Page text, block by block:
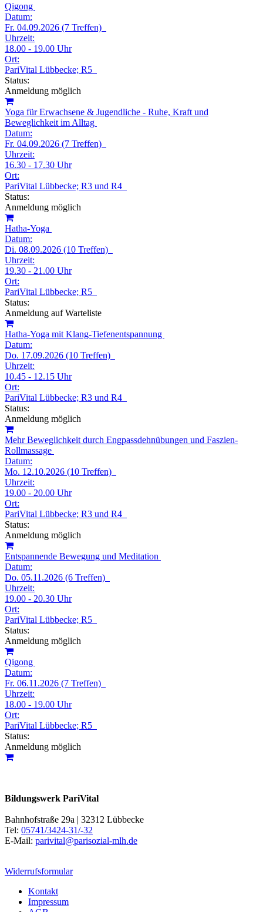
Qigong
Datum:
Fr. 04.09.2026 (7 Treffen)
Uhrzeit:
18.00 - 19.00 Uhr
Ort:
PariVital Lübbecke; R5
Status:
Anmeldung möglich
Yoga für Erwachsene & Jugendliche - Ruhe, Kraft und
Beweglichkeit im Alltag
Datum:
Fr. 04.09.2026 (7 Treffen)
Uhrzeit:
16.30 - 17.30 Uhr
Ort:
PariVital Lübbecke; R3 und R4
Status:
Anmeldung möglich
Hatha-Yoga
Datum:
Di. 08.09.2026 (10 Treffen)
Uhrzeit:
19.30 - 21.00 Uhr
Ort:
PariVital Lübbecke; R5
Status:
Anmeldung auf Warteliste
Hatha-Yoga mit Klang-Tiefenentspannung
Datum:
Do. 17.09.2026 (10 Treffen)
Uhrzeit:
10.45 - 12.15 Uhr
Ort:
PariVital Lübbecke; R3 und R4
Status:
Anmeldung möglich
Mehr Beweglichkeit durch Engpassdehnübungen und Faszien-
Rollmassage
Datum:
Mo. 12.10.2026 (10 Treffen)
Uhrzeit:
19.00 - 20.00 Uhr
Ort:
PariVital Lübbecke; R3 und R4
Status:
Anmeldung möglich
Entspannende Bewegung und Meditation
Datum:
Do. 05.11.2026 (6 Treffen)
Uhrzeit:
19.00 - 20.30 Uhr
Ort:
PariVital Lübbecke; R5
Status:
Anmeldung möglich
Qigong
Datum:
Fr. 06.11.2026 (7 Treffen)
Uhrzeit:
18.00 - 19.00 Uhr
Ort:
PariVital Lübbecke; R5
Status:
Anmeldung möglich
Bildungswerk PariVital
Bahnhofstraße 29a | 32312 Lübbecke
Tel: 05741/3424-31/-32
E-Mail: parivital@parisozial-mlh.de
Widerrufsformular
Kontakt
Impressum